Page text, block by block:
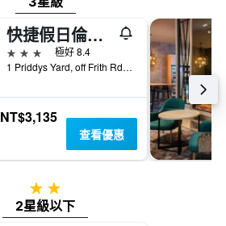
快捷假日倫敦克里登酒店
3星級
極好 8.4
1 Priddys Yard, off Frith Rd, 克羅伊登, 英國
NT$3,135
查看優惠
2星級
2星級以下